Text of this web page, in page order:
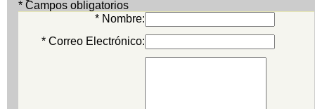
* Campos obligatorios
* Nombre:
* Correo Electrónico: